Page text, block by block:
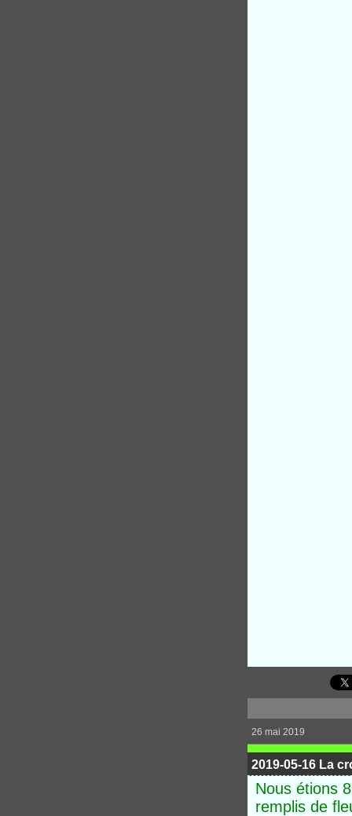
26 mai 2019
2019-05-16 La
Nous étions
remplis de